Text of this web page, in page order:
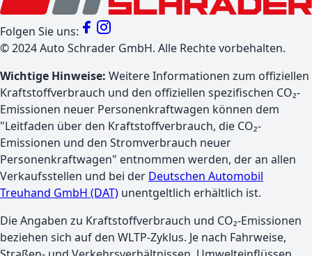
Folgen Sie uns:
©2024Auto Schrader GmbH. Alle Rechte vorbehalten.
Wichtige Hinweise: Weitere Informationen zum offiziellen
Kraftstoffverbrauch und den offiziellen spezifischen CO₂-
Emissionen neuer Personenkraftwagen können dem
"Leitfaden über den Kraftstoffverbrauch, die CO₂-
Emissionen und den Stromverbrauch neuer
Personenkraftwagen" entnommen werden, der an allen
Verkaufsstellen und bei der Deutschen Automobil
Treuhand GmbH (DAT) unentgeltlich erhältlich ist.
Die Angaben zu Kraftstoffverbrauch und CO₂-Emissionen
beziehen sich auf den WLTP-Zyklus. Je nach Fahrweise,